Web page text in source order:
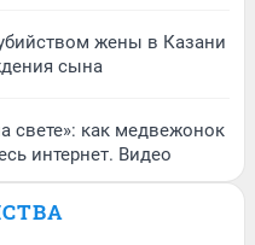
жены в Казани
сына
свете»: как медвежонок
интернет. Видео